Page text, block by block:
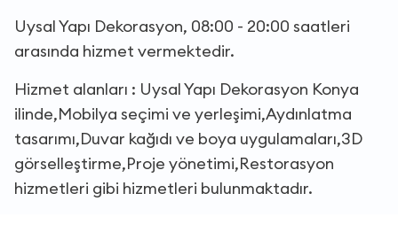
Uysal Yapı Dekorasyon, 08:00 - 20:00 saatleri
arasında hizmet vermektedir.
Hizmet alanları : Uysal Yapı Dekorasyon Konya
ilinde,Mobilya seçimi ve yerleşimi,Aydınlatma
tasarımı,Duvar kağıdı ve boya uygulamaları,3D
görselleştirme,Proje yönetimi,Restorasyon
hizmetleri gibi hizmetleri bulunmaktadır.